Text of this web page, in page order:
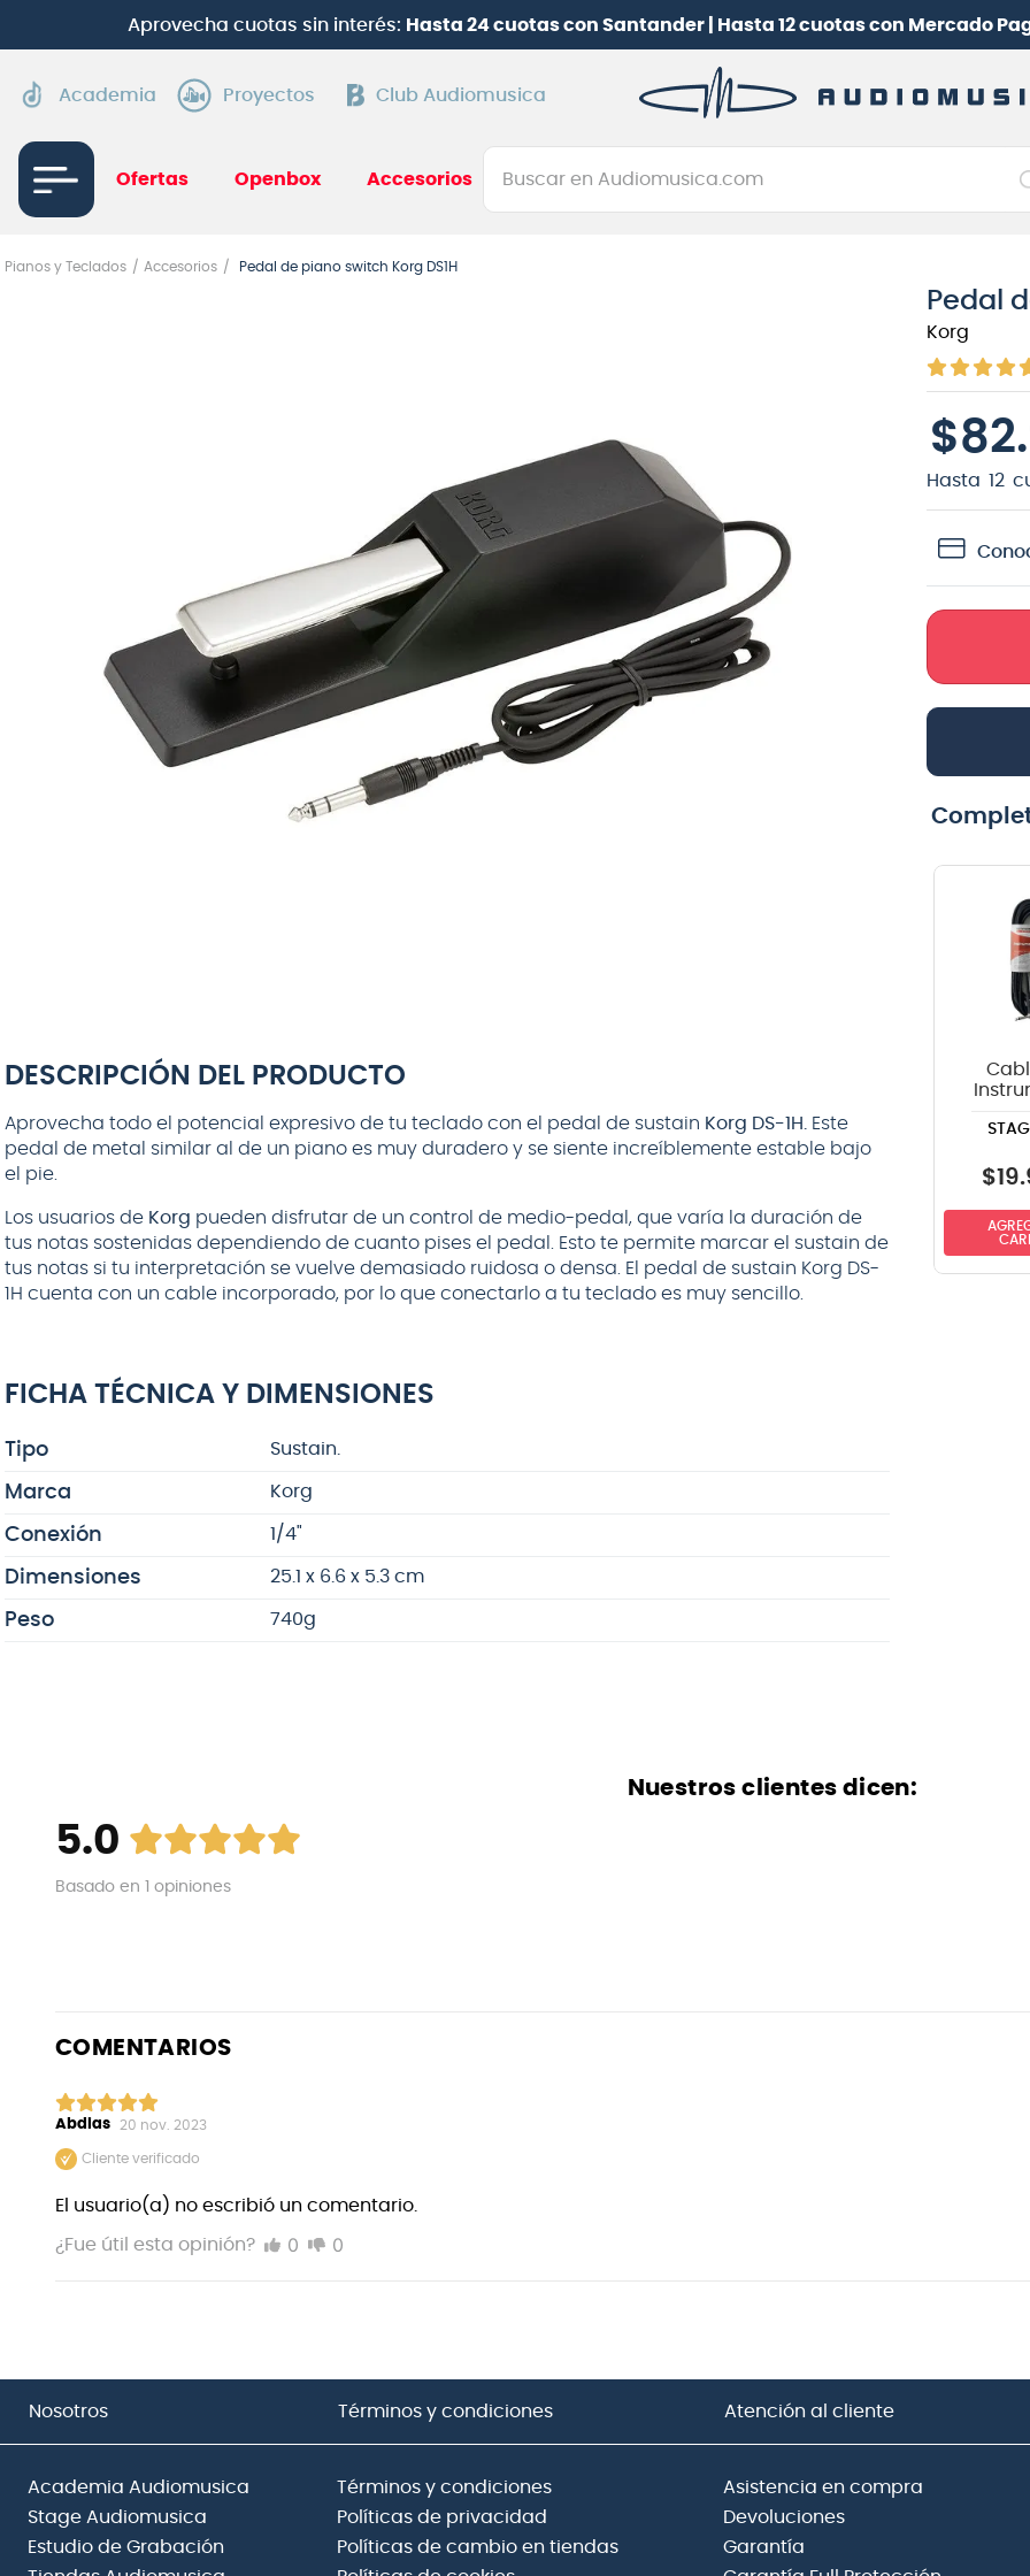
Aprovecha cuotas sin interés: Hasta 24 cuotas con Santander | Hasta 12 cuotas con Mercado
Academia Proyectos Club Audiomusica
Ofertas Openbox Accesorios
Buscar en Audiomusica.com
Pianos y Teclados Accesorios Pedal de piano switch Korg DS1H
DESCRIPCIÓN DEL PRODUCTO
Aprovecha todo el potencial expresivo de tu teclado con el pedal de sustain Korg DS-1H.
Este
pedal de metal similar al de un piano es muy duradero y se siente increíblemente estable bajo
el pie.
Los usuarios de Korg pueden disfrutar de un control de medio-pedal, que varía la duración de
tus notas sostenidas dependiendo de cuanto pises el pedal. Esto te permite marcar el sustain de
tus notas si tu interpretación se vuelve demasiado ruidosa o densa. El pedal de sustain Korg DS-
1H cuenta con un cable incorporado, por lo que conectarlo a tu teclado es muy sencillo.
FICHA TÉCNICA Y DIMENSIONES
Tipo Sustain.
Marca Korg
Conexión 1/4"
Dimensiones 25.1 x 6.6 x 5.3 cm
Peso 740g
Pedal
Korg
$82.
Hasta 12
$19.
Nuestros clientes dicen:
5.0
Basado en opiniones
COMENTARIOS
Abdias 20 nov. 2023
Cliente verificado
El usuario(a) no escribió un comentario.
¿Fue útil esta opinión? 0 0
Nosotros Términos y condiciones Atención al cliente
Academia Audiomusica
Stage Audiomusica
Estudio de Grabación
Términos y condiciones
Políticas de privacidad
Políticas de cambio en tiendas
Asistencia en compra
Devoluciones
Garantía
guitarra
7.
teclado
micrófono